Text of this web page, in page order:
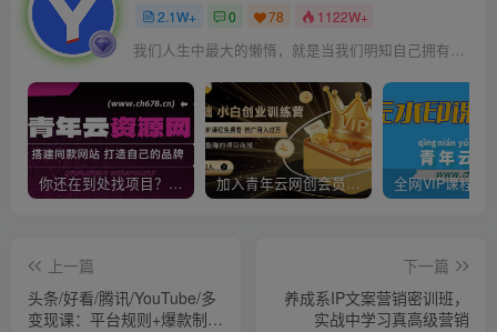
2.1W+ 0 78 1122W+
我们人生中最大的懒惰，就是当我们明知自己拥有作出选择的能力，却不去主动改变而是放任它的生活态度
你还在到处找项目？还在当韭菜？我靠卖项目一个月收入5万+，曾经我也是个失败者。 加入青年云网创会员，全站资源免费学习。加入高级合伙人，推广日入1000+
上一篇
头条/好看/腾讯/YouTube/多
变现课：平台规则+爆款制作
下一篇
养成系IP文案营销密训班，
实战中学习真高级营销